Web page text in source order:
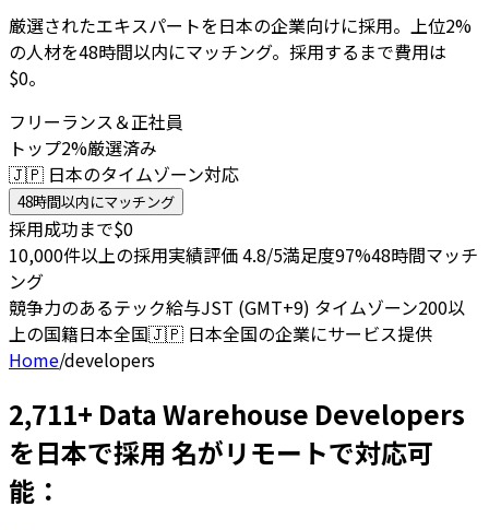
厳選されたエキスパートを日本の企業向けに採用。上位2%
の人材を48時間以内にマッチング。採用するまで費用は
$0。
フリーランス＆正社員
トップ2%厳選済み
🇯🇵 日本のタイムゾーン対応
48時間以内にマッチング
採用成功まで$0
10,000件以上の採用実績評価 4.8/5満足度97%48時間マッチ
ング
競争力のあるテック給与JST (GMT+9) タイムゾーン200以
上の国籍日本全国🇯🇵 日本全国の企業にサービス提供
Home/developers
2,711+ Data Warehouse Developers
を日本で採用 名がリモートで対応可
能：